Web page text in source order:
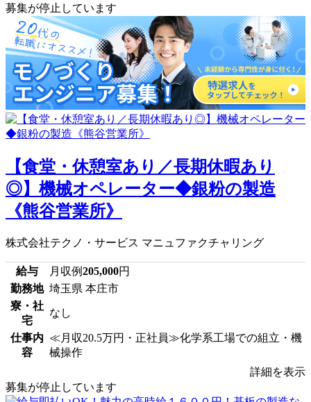
募集が停止しています
【食堂・休憩室あり／長期休暇あり
◎】機械オペレーター◆銀粉の製造
《熊谷営業所》
株式会社テクノ・サービス マニュファクチャリング
給与 月収例205,000円
勤務地 埼玉県 本庄市
寮・社
宅
なし
仕事内
容
≪月収20.5万円・正社員≫化学系工場での組立・機
械操作
詳細を表示
募集が停止しています